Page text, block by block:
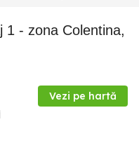
Vezi pe hartă